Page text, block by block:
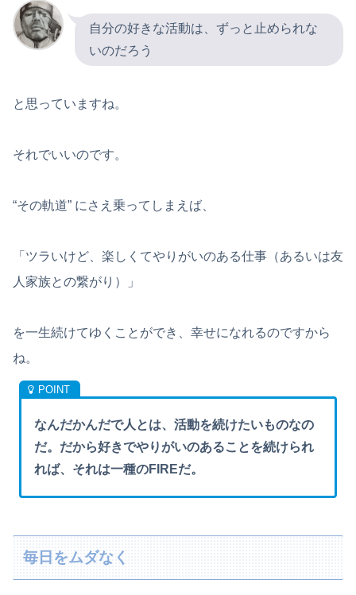
自分の好きな活動は、ずっと止められな
いのだろう
と思っていますね。
それでいいのです。
“その軌道” にさえ乗ってしまえば、
「ツラいけど、楽しくてやりがいのある仕事（あるいは友
人家族との繋がり）」
を一生続けてゆくことができ、幸せになれるのですから
ね。
なんだかんだで人とは、活動を続けたいものなの
だ。だから好きでやりがいのあることを続けられ
れば、それは一種のFIREだ。
毎日をムダなく